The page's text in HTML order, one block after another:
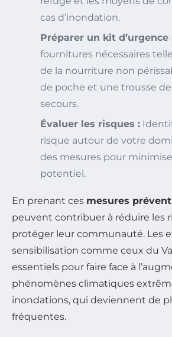
cas d’inondation.
Préparer un kit d’urgence
fournitures nécessaires
de la nourriture non
de poche et une trousse
secours.
Évaluer les risques :
risque autour de votre
des mesures pour
potentiel.
En prenant ces mesures
peuvent contribuer à réduire les
protéger leur communauté. Les
sensibilisation comme ceux du
essentiels pour faire face à
phénomènes climatiques
inondations, qui deviennent de
fréquentes.